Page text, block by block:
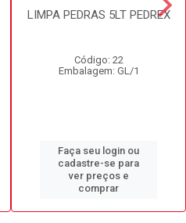
LIMPA PEDRAS 5LT PEDREX
Código: 22
Embalagem: GL/1
Faça seu login ou
cadastre-se para
ver preços e
comprar